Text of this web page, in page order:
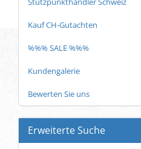
Kauf CH-Gutachten
%%% SALE %%%
Kundengalerie
Bewerten Sie uns
Erweiterte Suche